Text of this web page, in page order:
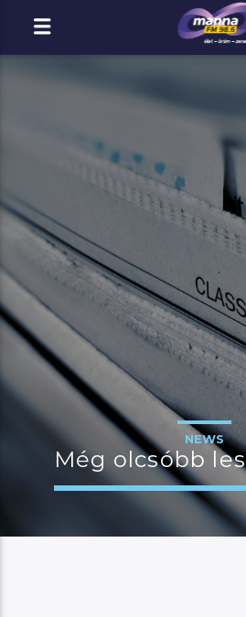
MOST ADÁSBAN
Title
Artist
MANNA
NEWS
Még olcsóbb